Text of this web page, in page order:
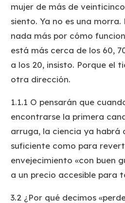
mujer de más de
siento. Ya no es una morra.
nada más por cómo
está más cerca de los 60,
a los 20, insisto. Porque el
otra dirección.
1.1.1 O pensarán que
encontrarse la primera
arruga, la ciencia ya habrá
suficiente como para
envejecimiento «con buen
a un precio accesible para
3.2 ¿Por qué decimos